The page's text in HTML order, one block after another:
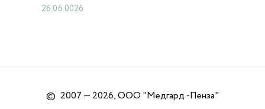
26.06.0026
© 2007 — 2026, ООО "Медгард -Пенза"